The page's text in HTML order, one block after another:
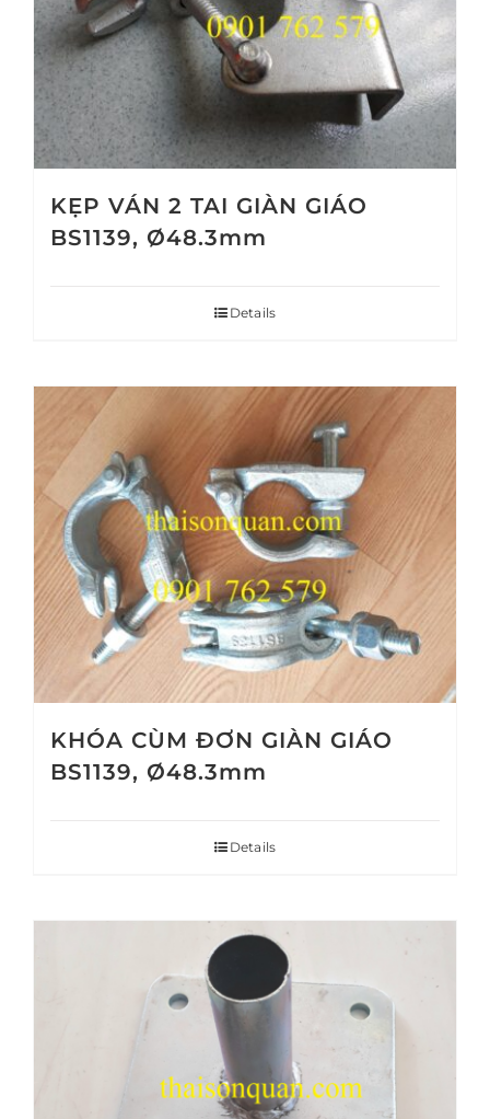
KẸP VÁN 2 TAI GIÀN GIÁO
BS1139, Ø48.3mm
Details
KHÓA CÙM ĐƠN GIÀN GIÁO
BS1139, Ø48.3mm
Details